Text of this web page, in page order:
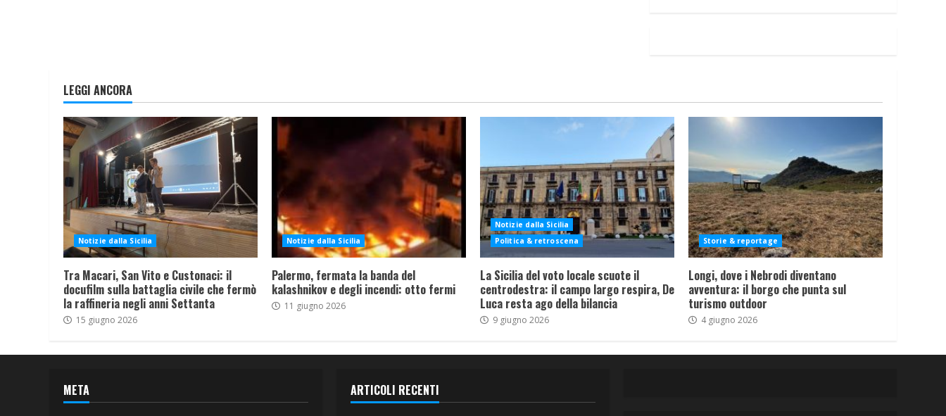
LEGGI ANCORA
Notizie dalla Sicilia
Tra Macari, San Vito e Custonaci: il
docufilm sulla battaglia civile che fermò
la raffineria negli anni Settanta
15 giugno 2026
Notizie dalla Sicilia
Palermo, fermata la banda del
kalashnikov e degli incendi: otto fermi
11 giugno 2026
Notizie dalla Sicilia
Politica & retroscena
La Sicilia del voto locale scuote il
centrodestra: il campo largo respira, De
Luca resta ago della bilancia
9 giugno 2026
Storie & reportage
Longi, dove i Nebrodi diventano
avventura: il borgo che punta sul
turismo outdoor
4 giugno 2026
META ARTICOLI RECENTI